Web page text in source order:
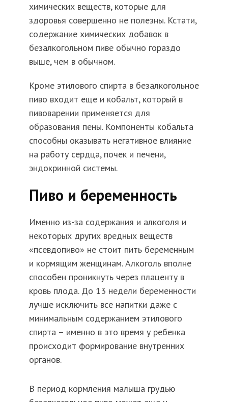
химических веществ, которые для
здоровья совершенно не полезны. Кстати,
содержание химических добавок в
безалкогольном пиве обычно гораздо
выше, чем в обычном.
Кроме этилового спирта в безалкогольное
пиво входит еще и кобальт, который в
пивоварении применяется для
образования пены. Компоненты кобальта
способны оказывать негативное влияние
на работу сердца, почек и печени,
эндокринной системы.
Пиво и беременность
Именно из-за содержания и алкоголя и
некоторых других вредных веществ
«псевдопиво» не стоит пить беременным
и кормящим женщинам. Алкоголь вполне
способен проникнуть через плаценту в
кровь плода. До 13 недели беременности
лучше исключить все напитки даже с
минимальным содержанием этилового
спирта – именно в это время у ребенка
происходит формирование внутренних
органов.
В период кормления малыша грудью